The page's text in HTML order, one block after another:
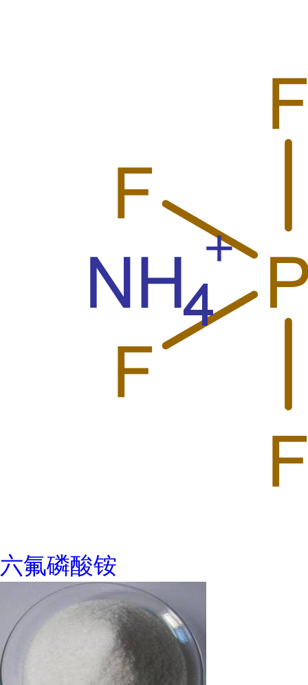
六氟磷酸铵